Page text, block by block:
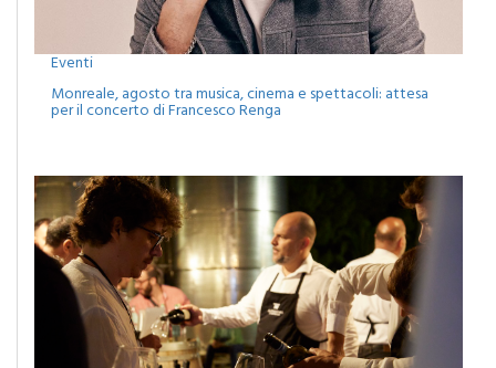
Eventi
Monreale, agosto tra musica, cinema e spettacoli: attesa
per il concerto di Francesco Renga